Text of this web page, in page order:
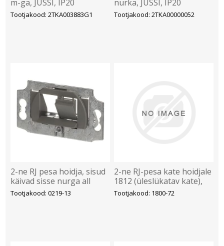
m-ga, JUSSI, IP20
Tootjakood: 2TKA003883G1
nurka, JUSSI, IP20
Tootjakood: 2TKA00000052
2-ne RJ pesa hoidja, sisud
käivad sisse nurga all
Tootjakood: 0219-13
2-ne RJ-pesa kate hoidjale
1812 (üleslükatav kate),
beež, Impuls
Tootjakood: 1800-72